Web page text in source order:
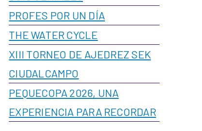
PROFES POR UN DÍA
THE WATER CYCLE
XIII TORNEO DE AJEDREZ SEK
CIUDALCAMPO
PEQUECOPA 2026, UNA
EXPERIENCIA PARA RECORDAR